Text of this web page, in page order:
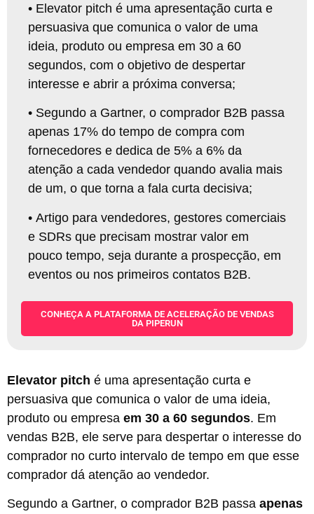
• Elevator pitch é uma apresentação curta e
persuasiva que comunica o valor de uma
ideia, produto ou empresa em 30 a 60
segundos, com o objetivo de despertar
interesse e abrir a próxima conversa;
• Segundo a Gartner, o comprador B2B passa
apenas 17% do tempo de compra com
fornecedores e dedica de 5% a 6% da
atenção a cada vendedor quando avalia mais
de um, o que torna a fala curta decisiva;
• Artigo para vendedores, gestores comerciais
e SDRs que precisam mostrar valor em
pouco tempo, seja durante a prospecção, em
eventos ou nos primeiros contatos B2B.
CONHEÇA A PLATAFORMA DE ACELERAÇÃO DE VENDAS
DA PIPERUN
Elevator pitch é uma apresentação curta e
persuasiva que comunica o valor de uma ideia,
produto ou empresa em 30 a 60 segundos. Em
vendas B2B, ele serve para despertar o interesse do
comprador no curto intervalo de tempo em que esse
comprador dá atenção ao vendedor.
Segundo a Gartner, o comprador B2B passa apenas